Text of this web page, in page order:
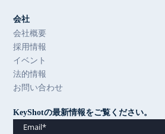
会社
会社概要
採用情報
イベント
法的情報
お問い合わせ
KeyShotの最新情報をご覧ください。